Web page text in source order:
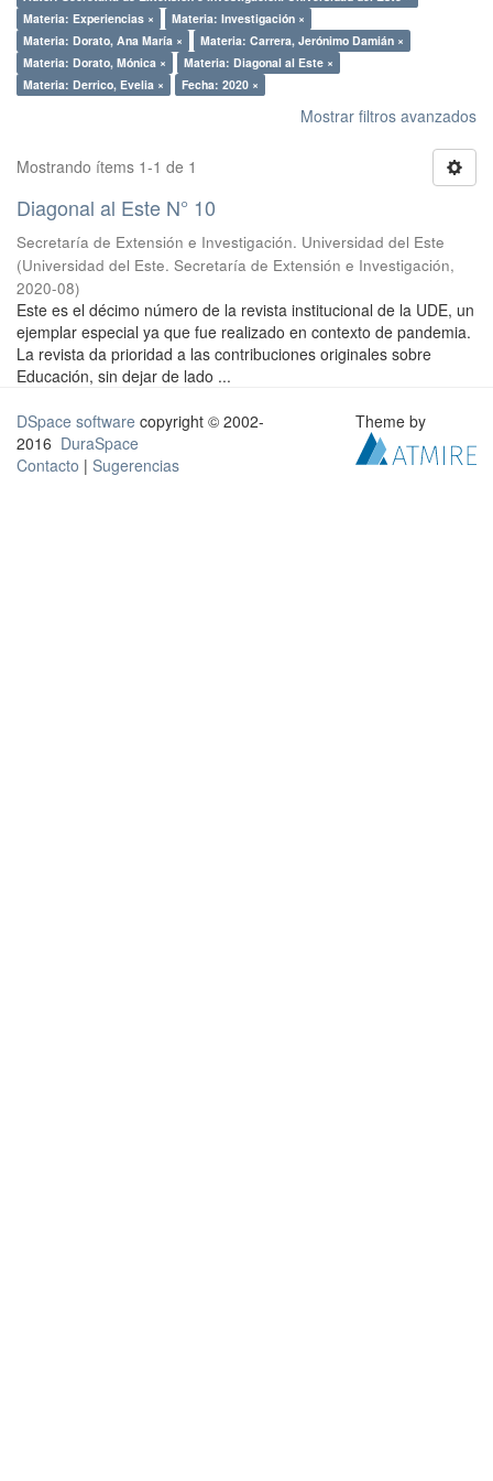
Materia: Experiencias ×
Materia: Investigación ×
Materia: Dorato, Ana María ×
Materia: Carrera, Jerónimo Damián ×
Materia: Dorato, Mónica ×
Materia: Diagonal al Este ×
Materia: Derrico, Evelia ×
Fecha: 2020 ×
Mostrar filtros avanzados
Mostrando ítems 1-1 de 1
Diagonal al Este N° 10
Secretaría de Extensión e Investigación. Universidad del Este
(Universidad del Este. Secretaría de Extensión e Investigación,
2020-08)
Este es el décimo número de la revista institucional de la UDE, un
ejemplar especial ya que fue realizado en contexto de pandemia.
La revista da prioridad a las contribuciones originales sobre
Educación, sin dejar de lado ...
DSpace software copyright © 2002-
2016 DuraSpace
Contacto | Sugerencias
Theme by